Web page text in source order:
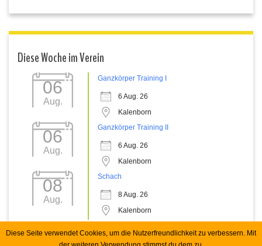
Diese Woche im Verein
06
Aug.
Ganzkörper Training I
6 Aug. 26
Kalenborn
06
Aug.
Ganzkörper Training II
6 Aug. 26
Kalenborn
08
Aug.
Schach
8 Aug. 26
Kalenborn
Diese Seite verwendet Cookies, um die Nutzerfreundlichkeit zu verbessern. Mit